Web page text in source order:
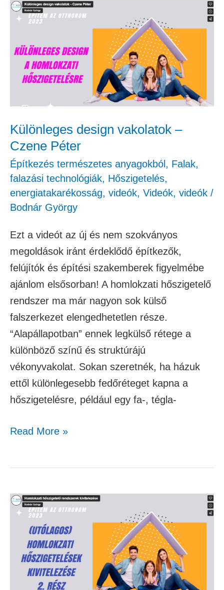
Különleges design vakolatok –
Czene Péter
Építkezés természetes anyagokból , Falak,
falazási technológiák, Hőszigetelés,
energiatakarékosság, videók, Videók, videók /
Bodnár György
Ezt a videót az új és nem szokványos
megoldások iránt érdeklődő építkezők,
felújítók és építési szakemberek figyelmébe
ajánlom elsősorban! A homlokzati hőszigetelő
rendszer ma már nagyon sok külső
falszerkezet elengedhetetlen része.
“Alapállapotban” ennek legkülső rétege a
különböző színű és struktúrájú
vékonyvakolat. Sokan szeretnék, ha házuk
ettől különlegesebb fedőréteget kapna a
hőszigetelésre, például egy fa-, tégla-
Különleges
design
–
Czene
Read More »
Homlokzati
hőszigetelő
rendszerek
kivitelezése